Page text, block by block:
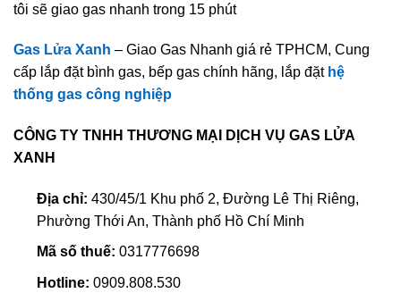
tôi sẽ giao gas nhanh trong 15 phút
Gas Lửa Xanh – Giao Gas Nhanh giá rẻ TPHCM, Cung
cấp lắp đặt bình gas, bếp gas chính hãng, lắp đặt hệ
thống gas công nghiệp
CÔNG TY TNHH THƯƠNG MẠI DỊCH VỤ GAS LỬA
XANH
Địa chỉ: 430/45/1 Khu phố 2, Đường Lê Thị Riêng,
Phường Thới An, Thành phố Hồ Chí Minh
Mã số thuế: 0317776698
Hotline: 0909.808.530